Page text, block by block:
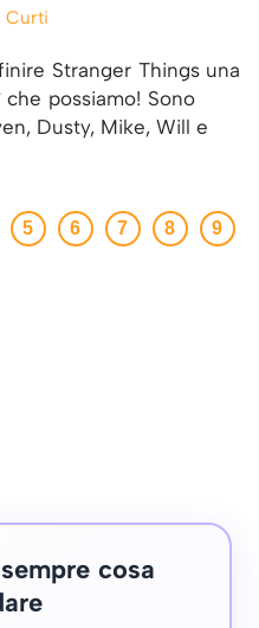
Curti
Stranger Things una
che possiamo! Sono
Dusty, Mike, Will e
5 6 7 8 9
cosa